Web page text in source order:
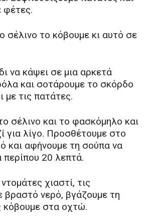
φέτες.
σέλινο το κόβουμε κι αυτό σε
να κάψει σε μια αρκετά
και σοτάρουμε το σκόρδο
με τις πατάτες.
σέλινο και το φασκόμηλο και
για λίγο. Προσθέτουμε στο
και αφήνουμε τη σούπα να
περίπου 20 λεπτά.
χιαστί, τις
βραστό νερό, βγάζουμε τη
κόβουμε στα οχτώ.